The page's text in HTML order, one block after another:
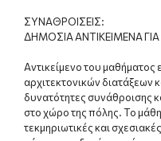
ΣΥΝΑΘΡΟΙΣΕΙΣ:
ΔΗΜΟΣΙΑ ΑΝΤΙΚΕΙΜΕΝΑ
Αντικείμενο του μαθήματος
αρχιτεκτονικών διατάξεων
δυνατότητες συνάθροισης
στο χώρο της πόλης. Το
τεκμηριωτικές και